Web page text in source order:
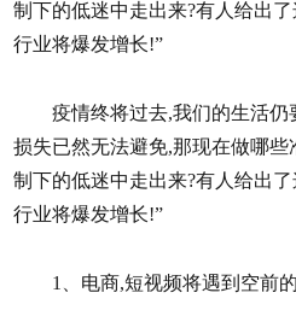
制下的低迷中走出来?有人给出
行业将爆发增长!”
疫情终将过去,我们的生活
损失已然无法避免,那现在做哪
制下的低迷中走出来?有人给出
行业将爆发增长!”
1、电商,短视频将遇到空前